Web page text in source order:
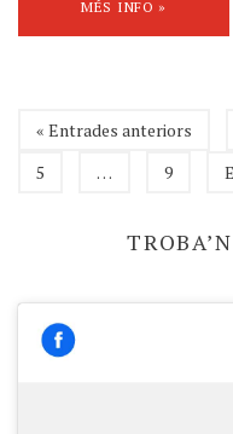
MÉS INFO »
« Entrades anteriors
5
… 9